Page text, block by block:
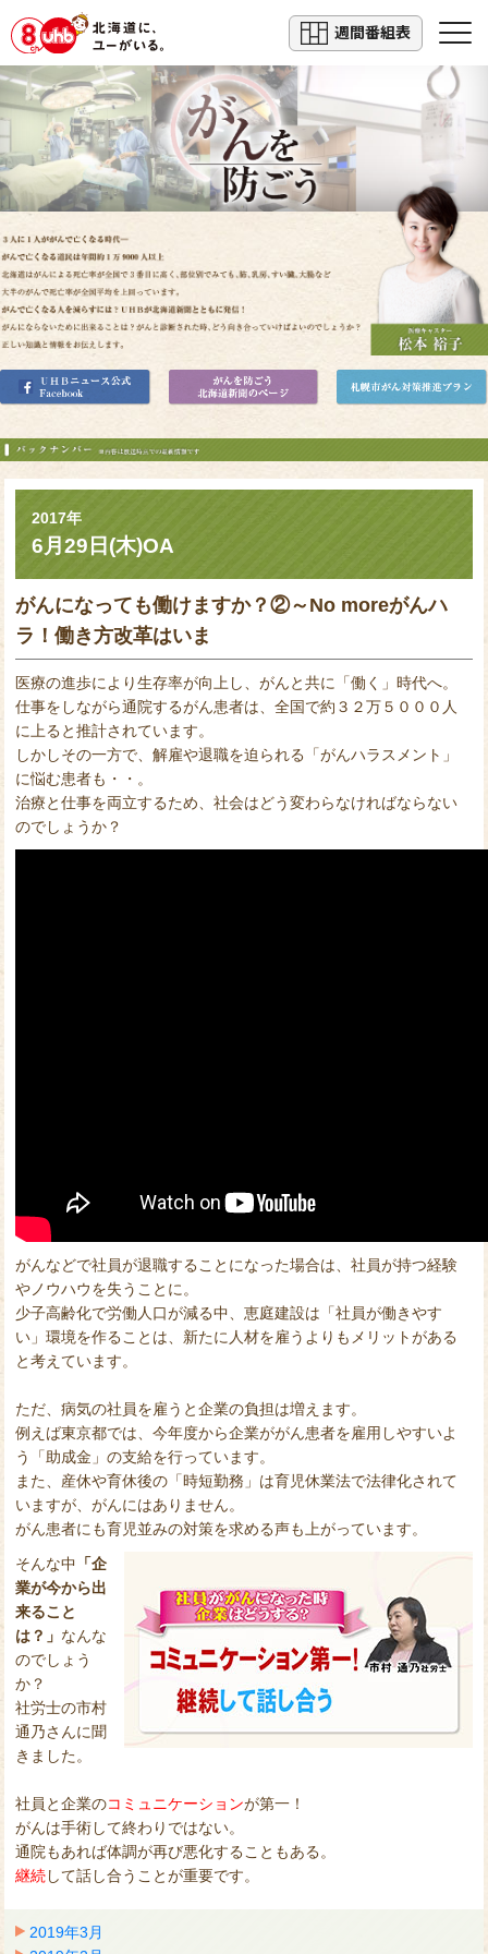
週間番組表
2019年3月
2017年
6月29日(木)OA
がんになっても働けますか？②～No moreがんハ
ラ！働き方改革はいま
医療の進歩により生存率が向上し、がんと共に「働く」時代へ。
仕事をしながら通院するがん患者は、全国で約３２万５０００人
に上ると推計されています。
しかしその一方で、解雇や退職を迫られる「がんハラスメント」
に悩む患者も・・。
治療と仕事を両立するため、社会はどう変わらなければならない
のでしょうか？
がんなどで社員が退職することになった場合は、社員が持つ経験
やノウハウを失うことに。
少子高齢化で労働人口が減る中、恵庭建設は「社員が働きやす
い」環境を作ることは、新たに人材を雇うよりもメリットがある
と考えています。
ただ、病気の社員を雇うと企業の負担は増えます。
例えば東京都では、今年度から企業ががん患者を雇用しやすいよ
う「助成金」の支給を行っています。
また、産休や育休後の「時短勤務」は育児休業法で法律化されて
いますが、がんにはありません。
がん患者にも育児並みの対策を求める声も上がっています。
そんな中 「企
業が今から出
来ること
は？」 なんな
のでしょう
か？
社労士の市村
通乃さんに聞
きました。
社員と企業のコミュニケーションが第一！
がんは手術して終わりではない。
通院もあれば体調が再び悪化することもある。
継続して話し合うことが重要です。